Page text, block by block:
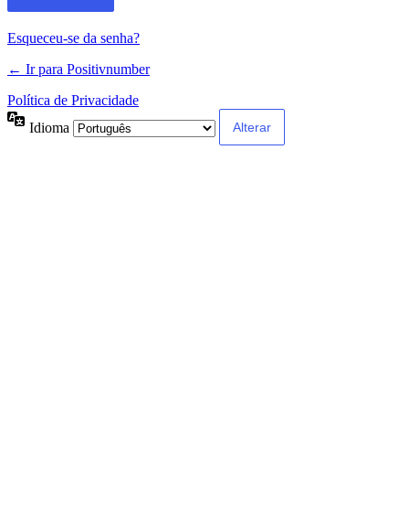
Esqueceu-se da senha?
← Ir para Positivnumber
Política de Privacidade
Idioma